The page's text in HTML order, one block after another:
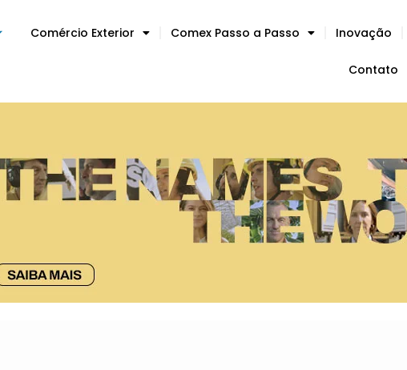
Comércio Exterior Comex Passo a Passo Inovação
Contato